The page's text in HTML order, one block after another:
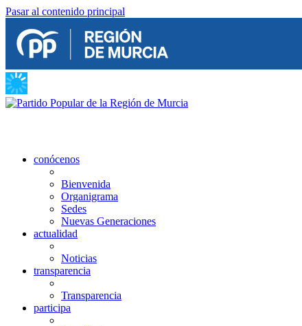
Pasar al contenido principal
conócenos
Bienvenida
Organigrama
Sedes
Nuevas Generaciones
actualidad
Noticias
transparencia
Transparencia
participa